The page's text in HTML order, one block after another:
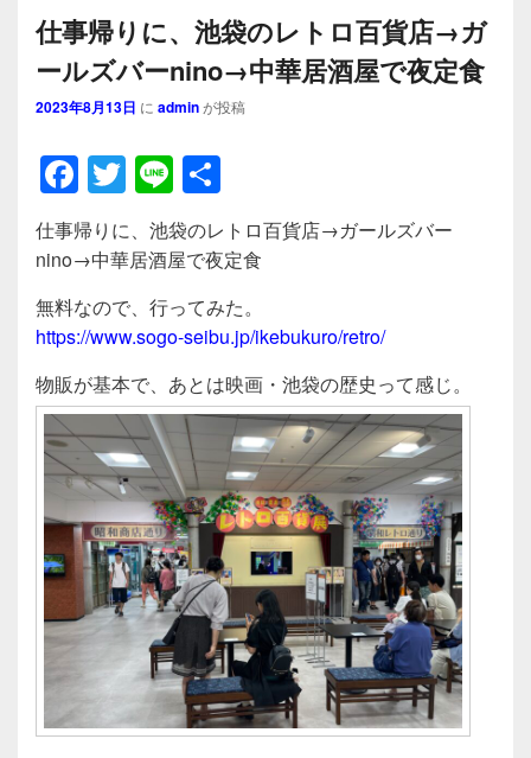
仕事帰りに、池袋のレトロ百貨店→ガ
ールズバーnino→中華居酒屋で夜定食
2023年8月13日 に adminが投稿
F
a
c
e
b
o
o
k
T
wi
tt
er
Li
n
e
有
仕事帰りに、池袋のレトロ百貨店→ガールズバー
nino→中華居酒屋で夜定食
無料なので、行ってみた。
https://www.sogo-seibu.jp/ikebukuro/retro/
物販が基本で、あとは映画・池袋の歴史って感じ。